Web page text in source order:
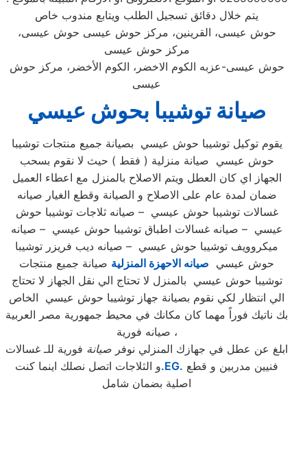
يتم خلال دقائق تسجيل الطلب ويتابع مندوب خاص
حوش عيسى، القرينين، مركز حوش عيسى حوش عيسى،
مركز حوش عيسى
حوش عيسى-عزبه الكوم الاخضر، الكوم الأخضر، مركز حوش
عيسى
صيانة توشيبا بحوش عيسي
يقوم توكيل توشيبا حوش عيسي بصيانة جميع منتجات توشيبا
حوش عيسي صيانة منزلية ( فقط ) حيث لا نقوم بسحب
الجهاز اي كان العطل ويتم الاصلاح بالمنزل مع اعطاء العميل
ضمان لمدة عام على الاصلاح و الصيانة وقطع الغيار صيانه
غسالات توشيبا حوش عيسي – صيانه ثلاجات توشيبا حوش
عيسي – صيانه غسالات اطباق توشيبا حوش عيسي – صيانه
ميكروويف توشيبا حوش عيسي – صيانه ديب فريزر توشيبا
حوش عيسي صيانه الاحهزة المنزلية صيانة جميع منتجات
توشيبا حوش عيسي بالمنزل لا تحتاج الي نقل الجهاز لا تحتاج
الي انتظار لكي نقوم بصيانة جهاز توشيبا حوش عيسي الخاص
بك ناتيك فوراً مهما كان مكانك في محيط جمهورية مصر العربية
صيانه فورية ،
ابلغ عن عطل في جهازك المنزلي نوفر صيانة فورية للـ غسالات
و الثلاجات اتصل نصلك اينما كنت.EG.
اصلية بضمان شامل